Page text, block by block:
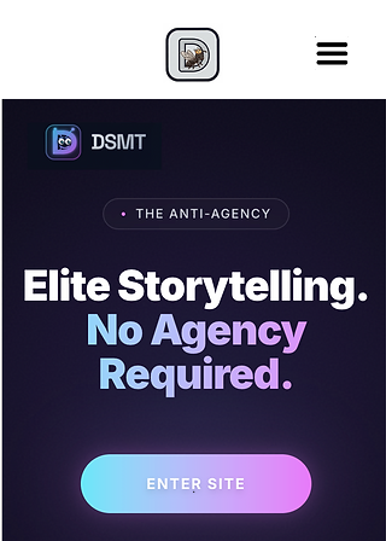
.
.
.
.